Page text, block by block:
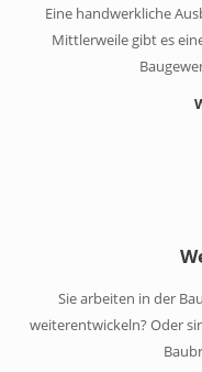
Eine handwerkliche
Mittlerweile gibt es
Sie arbeiten in der
weiterentwickeln? Oder